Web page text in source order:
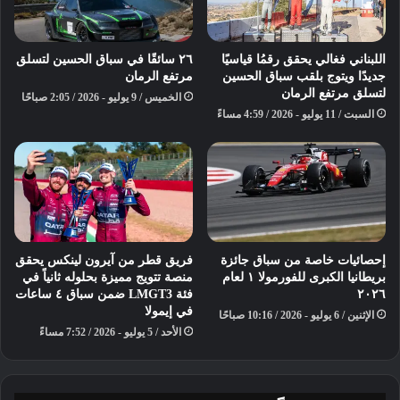
السباقات التجريبية والسباقات متعددة
السيارات
تبدأ الإثارة مع “اللفّة الأخيرة” الختامية
لسباق إكستريم إي – سلسلة من سباقات
السيارات المتعددة على مدار يومين.
⁩⁩⁩⁩⁩⁩اللبناني فغالي يحقق رقمُا قياسيًا
جديدًا ويتوج بلقب سباق الحسين
لتسلق مرتفع الرمان
السبت / 11 يوليو - 2026 / 4:59 مساءً
٢٦ سائقًا في سباق الحسين لتسلق
مرتفع الرمان
الخميس / 9 يوليو - 2026 / 2:05 صباحًا
إحصائيات خاصة من سباق جائزة
بريطانيا الكبرى للفورمولا ١ لعام
٢٠٢٦
الإثنين / 6 يوليو - 2026 / 10:16 صباحًا
فريق قطر من آيرون لينكس يحقق
منصة تتويج مميزة بحلوله ثانياً في
فئة LMGT3 ضمن سباق ٤ ساعات
في إيمولا
الأحد / 5 يوليو - 2026 / 7:52 مساءً